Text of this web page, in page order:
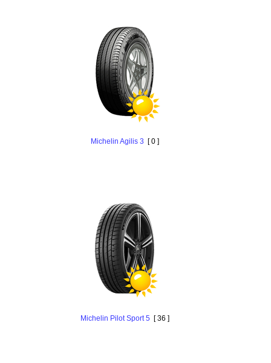
Michelin Agilis 3 [ 0 ]
Michelin Pilot Sport 5 [ 36 ]